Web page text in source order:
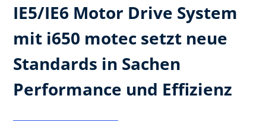
IE5/IE6 Motor Drive System
mit i650 motec setzt neue
Standards in Sachen
Performance und Effizienz